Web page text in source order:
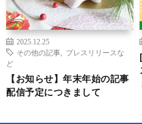
2025.12.25
その他の記事
プレスリリースな
ど
【お知らせ】年末年始の記事
配信予定につきまして